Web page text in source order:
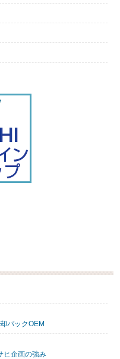
パックOEM
企画の強み